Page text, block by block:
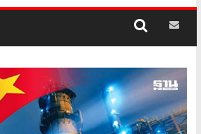
ทย-เวียดนามร่วมคณะนายกรัฐมนตรีเยือน
ร เสริมสร้างความร่วมมื..
ย-เวียดนาม เข้าร่วมประชุมหารือคณะรัฐ